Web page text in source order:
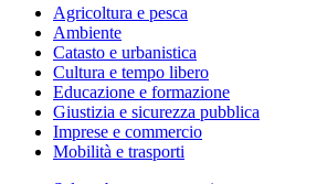
Agricoltura e pesca
Ambiente
Catasto e urbanistica
Cultura e tempo libero
Educazione e formazione
Giustizia e sicurezza pubblica
Imprese e commercio
Mobilità e trasporti